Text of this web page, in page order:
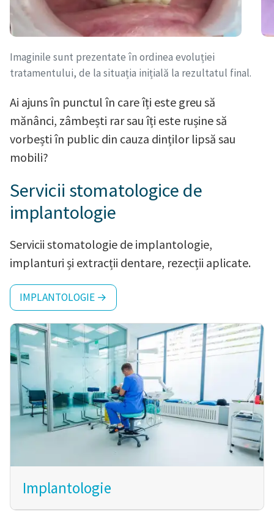
Imaginile sunt prezentate în ordinea evoluției
tratamentului, de la situația inițială la rezultatul final.
Ai ajuns în punctul în care îți este greu să
mănânci, zâmbești rar sau îți este rușine să
vorbești în public din cauza dinților lipsă sau
mobili?
Servicii stomatologice de
implantologie
Servicii stomatologie de implantologie,
implanturi și extracții dentare, rezecții aplicate.
IMPLANTOLOGIE →
Implantologie